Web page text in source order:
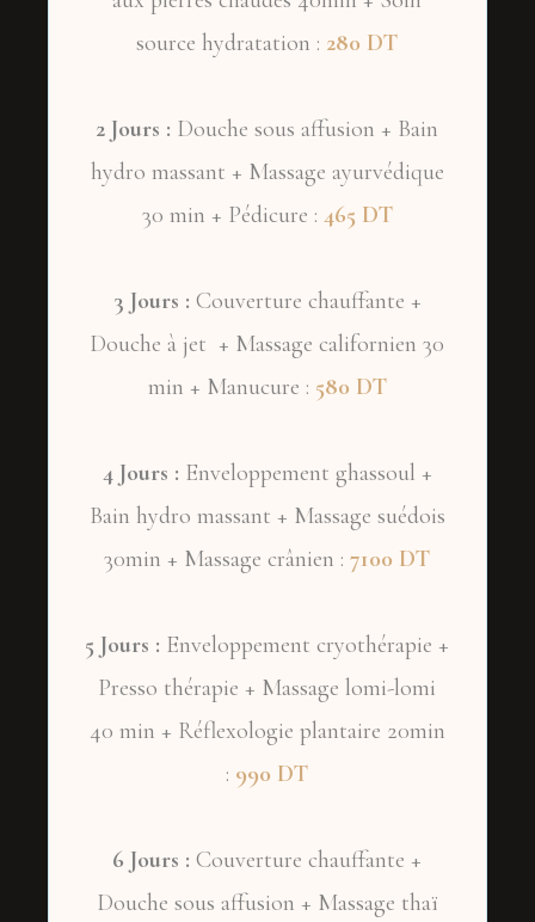
source hydratation : 280 DT
2 Jours : Douche sous affusion + Bain
hydro massant + Massage ayurvédique
30 min + Pédicure : 465 DT
3 Jours : Couverture chauffante +
Douche à jet + Massage californien 30
min + Manucure : 580 DT
4 Jours : Enveloppement ghassoul +
Bain hydro massant + Massage suédois
30min + Massage crânien :7100 DT
5 Jours : Enveloppement cryothérapie +
Presso thérapie + Massage lomi-lomi
40 min + Réflexologie plantaire 20min
: 990 DT
6 Jours :Couverture chauffante +
Douche sous affusion + Massage thaï